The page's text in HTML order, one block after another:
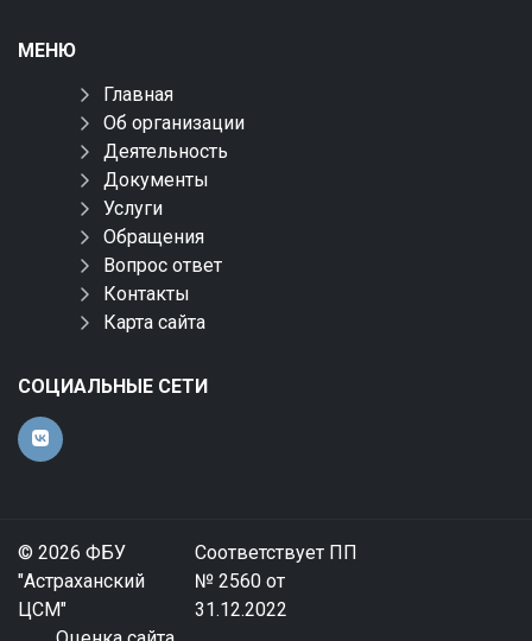
МЕНЮ
Главная
Об организации
Деятельность
Документы
Услуги
Обращения
Вопрос ответ
Контакты
Карта сайта
СОЦИАЛЬНЫЕ СЕТИ
© 2026 ФБУ
"Астраханский
ЦСМ"
Соответствует ПП
№ 2560 от
31.12.2022